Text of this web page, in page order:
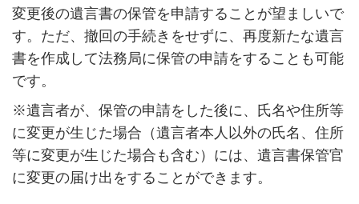
変更後の遺言書の保管を申請することが望ましいで
す。ただ、撤回の手続きをせずに、再度新たな遺言
書を作成して法務局に保管の申請をすることも可能
です。
※遺言者が、保管の申請をした後に、氏名や住所等
に変更が生じた場合（遺言者本人以外の氏名、住所
等に変更が生じた場合も含む）には、遺言書保管官
に変更の届け出をすることができます。